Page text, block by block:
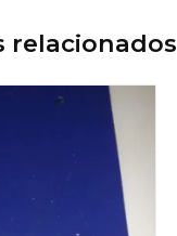
relacionados